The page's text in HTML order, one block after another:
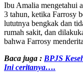
Ibu Amalia mengetahui
3 tahun, ketika Farrosy
lututnya bengkak dan
rumah sakit, dan
bahwa Farrosy
Baca juga : BPJS
Ini ceritanya….